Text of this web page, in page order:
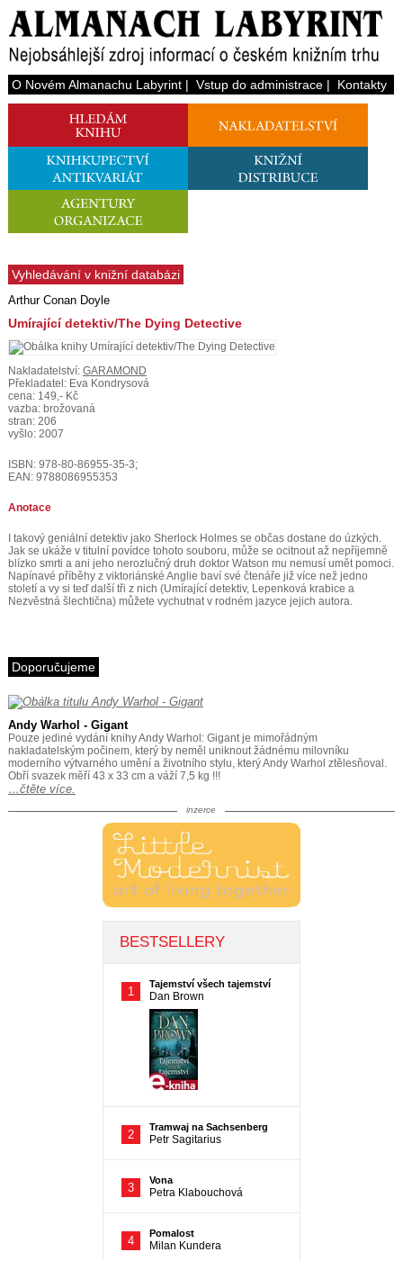
O Novém Almanachu Labyrint| Vstup do administrace| Kontakty
Vyhledávání v knižní databázi
Arthur Conan Doyle
Umírající detektiv/The Dying Detective
Nakladatelství: GARAMOND
Překladatel: Eva Kondrysová
cena: 149,- Kč
vazba: brožovaná
stran: 206
vyšlo: 2007
ISBN: 978-80-86955-35-3;
EAN: 9788086955353
Anotace
I takový geniální detektiv jako Sherlock Holmes se občas dostane do úzkých.
Jak se ukáže v titulní povídce tohoto souboru, může se ocitnout až nepříjemně
blízko smrti a ani jeho nerozlučný druh doktor Watson mu nemusí umět pomoci.
Napínavé příběhy z viktoriánské Anglie baví své čtenáře již více než jedno
století a vy si teď další tři z nich (Umírající detektiv, Lepenková krabice a
Nezvěstná šlechtična) můžete vychutnat v rodném jazyce jejich autora.
Doporučujeme
Andy Warhol - Gigant
Pouze jediné vydání knihy Andy Warhol: Gigant je mimořádným
nakladatelským počinem, který by neměl uniknout žádnému milovníku
moderního výtvarného umění a životního stylu, který Andy Warhol ztělesňoval.
Obří svazek měří 43 x 33 cm a váží 7,5 kg !!!
…čtěte více.
inzerce